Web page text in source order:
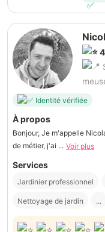
Identité vérifiée
À propos
Bonjour, Je m'appelle
de métier, j'ai ... Voir plus
Services
Jardinier professionnel
Nettoyage de jardin ...